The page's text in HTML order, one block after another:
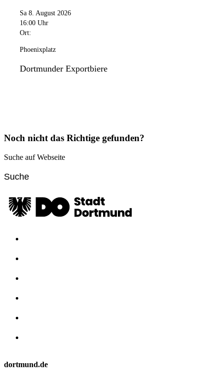
Sa 8. August 2026
16:00 Uhr
Ort:
Phoenixplatz
Dortmunder Exportbiere
Noch nicht das Richtige gefunden?
Suche auf Webseite
dortmund.de